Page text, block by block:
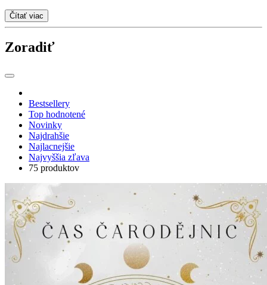
Čítať viac
Zoradiť
Bestsellery
Top hodnotené
Novinky
Najdrahšie
Najlacnejšie
Najvyššia zľava
75 produktov